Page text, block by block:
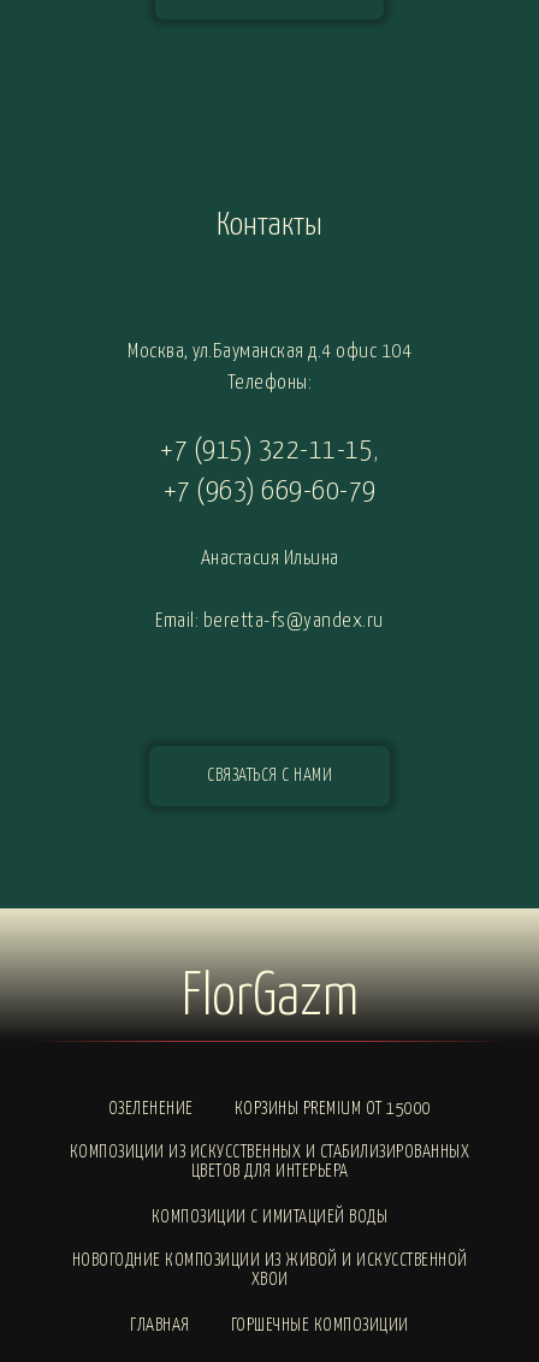
Контакты
Москва, ул.Бауманская д.4 офис 104
Телефоны:
+7 (915) 322-11-15,
+7 (963) 669-60-79
Анастасия Ильина
Email: beretta-fs@yandex.ru
СВЯЗАТЬСЯ С НАМИ
FlorGazm
ОЗЕЛЕНЕНИЕ КОРЗИНЫ PREMIUM ОТ 15000
КОМПОЗИЦИИ ИЗ ИСКУССТВЕННЫХ И СТАБИЛИЗИРОВАННЫХ
ЦВЕТОВ ДЛЯ ИНТЕРЬЕРА
КОМПОЗИЦИИ С ИМИТАЦИЕЙ ВОДЫ
НОВОГОДНИЕ КОМПОЗИЦИИ ИЗ ЖИВОЙ И ИСКУССТВЕННОЙ
ХВОИ
ГЛАВНАЯ ГОРШЕЧНЫЕ КОМПОЗИЦИИ